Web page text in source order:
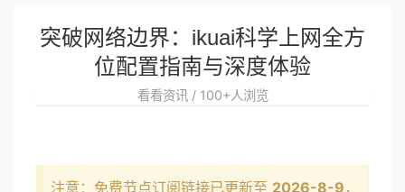
突破网络边界：ikuai科学上网全方
位配置指南与深度体验
看看资讯 / 100+人浏览
注意：免费节点订阅链接已更新至 2026-8-9 ，